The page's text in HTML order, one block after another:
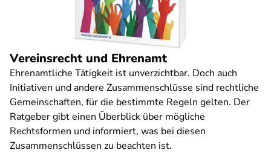
Vereinsrecht und Ehrenamt
Ehrenamtliche Tätigkeit ist unverzichtbar. Doch auch
Initiativen und andere Zusammenschlüsse sind rechtliche
Gemeinschaften, für die bestimmte Regeln gelten. Der
Ratgeber gibt einen Überblick über mögliche
Rechtsformen und informiert, was bei diesen
Zusammenschlüssen zu beachten ist.